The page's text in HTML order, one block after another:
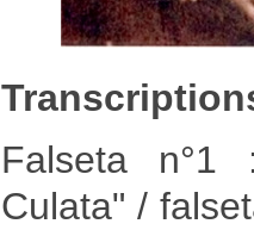
Falseta n°1
Culata" /